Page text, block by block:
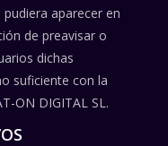
aparecer en
de preavisar o
dichas
suficiente con la
ON DIGITAL SL.